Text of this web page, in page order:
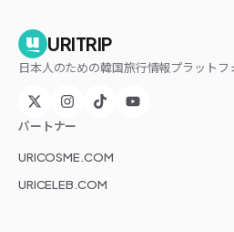
URITRIP
日本人のための韓国旅行情報プラットフ
パートナー
URICOSME.COM
URICELEB.COM